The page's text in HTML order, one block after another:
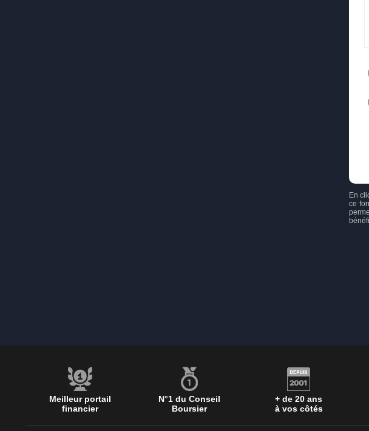
En
ce
Meilleur portail
financier
N°1 du Conseil
Boursier
+ de 20 ans
à vos côtés